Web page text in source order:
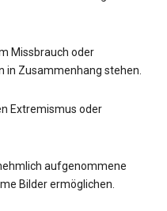
Missbrauch oder
in Zusammenhang stehen.
Extremismus oder
aufgenommene
Bilder ermöglichen.